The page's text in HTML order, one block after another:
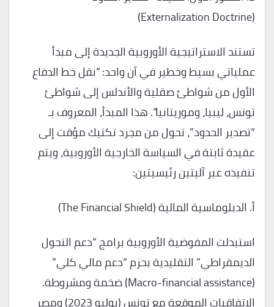
(Externalization Doctrine)
تستند الاستراتيجية الأوروبية الجديدة إلى مبدأ
عملياتي بسيط وخطير في آن واحد: “نقل خط الدفاع
الأول من شواطئ صقلية والأندلس إلى شواطئ
تونس، ليبيا، وموريتانيا”. هذا المبدأ، المعروف بـ
“تصدير الحدود”، تحول من مجرد تكتيك مؤقت إلى
عقيدة ثابتة في السياسة الخارجية الأوروبية، ويتم
تنفيذه عبر آليتين رئيسيتين:
أ. الدبلوماسية المالية (The Financial Shield)
استبدلت المفوضية الأوروبية برامج “دعم التحول
الديمقراطي” التقليدية بحزم “دعم مالي كلي”
(Macro-financial assistance) ضخمة ومشروطة.
الاتفاقيات الموقعة مع تونس (يوليو 2023) ومصر